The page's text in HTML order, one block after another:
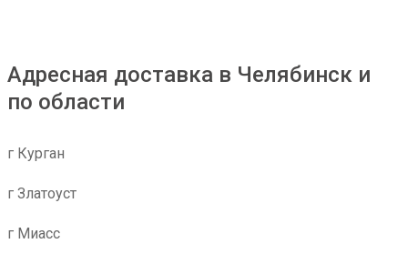
Адресная доставка в Челябинск и
по области
г Курган
г Златоуст
г Миасс